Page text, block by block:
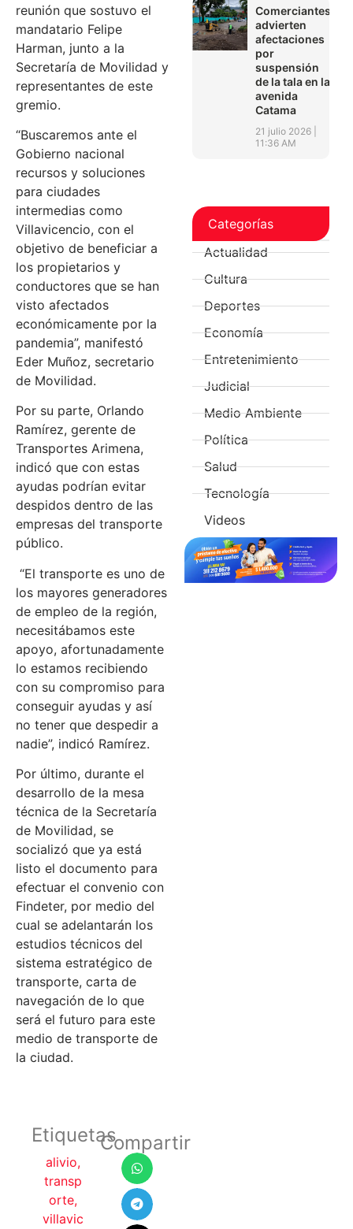
reunión que sostuvo el
mandatario Felipe
Harman, junto a la
Secretaría de Movilidad y
representantes de este
gremio.
“Buscaremos ante el
Gobierno nacional
recursos y soluciones
para ciudades
intermedias como
Villavicencio, con el
objetivo de beneficiar a
los propietarios y
conductores que se han
visto afectados
económicamente por la
pandemia”, manifestó
Eder Muñoz, secretario
de Movilidad.
Por su parte, Orlando
Ramírez, gerente de
Transportes Arimena,
indicó que con estas
ayudas podrían evitar
despidos dentro de las
empresas del transporte
público.
“El transporte es uno de
los mayores generadores
de empleo de la región,
necesitábamos este
apoyo, afortunadamente
lo estamos recibiendo
con su compromiso para
conseguir ayudas y así
no tener que despedir a
nadie”, indicó Ramírez.
Por último, durante el
desarrollo de la mesa
técnica de la Secretaría
de Movilidad, se
socializó que ya está
listo el documento para
efectuar el convenio con
Findeter, por medio del
cual se adelantarán los
estudios técnicos del
sistema estratégico de
transporte, carta de
navegación de lo que
será el futuro para este
medio de transporte de
la ciudad.
Etiquetas
alivio,
transp
orte,
villavic
Compartir
Comerciantes
advierten
afectaciones
por
suspensión
de la tala en la
avenida
Catama
21 julio 2026
11:36 AM
Categorías
Actualidad
Cultura
Deportes
Economía
Entretenimiento
Judicial
Medio Ambiente
Política
Salud
Tecnología
Videos